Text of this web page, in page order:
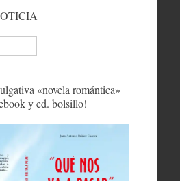
«novela romántica»
y ed. bolsillo!